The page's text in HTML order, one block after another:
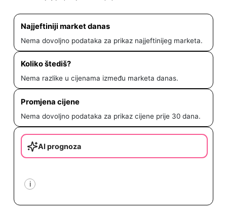
Najjeftiniji market danas
Nema dovoljno podataka za prikaz najjeftinijeg marketa.
Koliko štediš?
Nema razlike u cijenama između marketa danas.
Promjena cijene
Nema dovoljno podataka za prikaz cijene prije 30 dana.
AI prognoza
i